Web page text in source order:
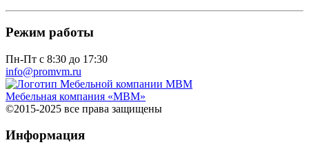
Режим работы
Пн-Пт с 8:30 до 17:30
info@promvm.ru
Мебельная компания «МВМ»
©2015-2025 все права защищены
Информация